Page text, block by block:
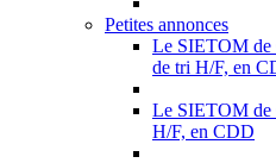
Petites annonces
Le SIETOM de
de tri H/F, en
Le SIETOM de
H/F, en CDD